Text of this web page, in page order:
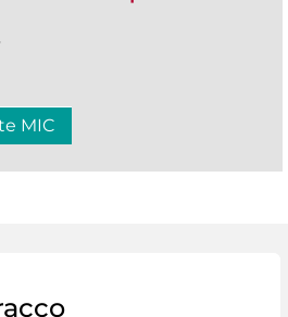
MIC